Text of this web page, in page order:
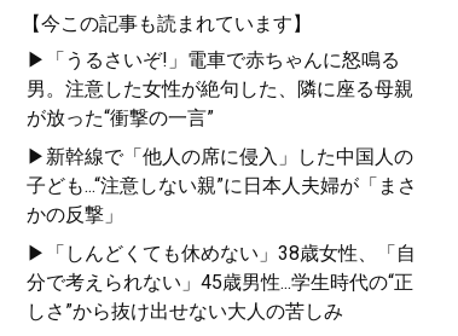
【今この記事も読まれています】
▶「うるさいぞ!」電車で赤ちゃんに怒鳴る
男。注意した女性が絶句した、隣に座る母親
が放った“衝撃の一言”
▶新幹線で「他人の席に侵入」した中国人の
子ども...“注意しない親”に日本人夫婦が「まさ
かの反撃」
▶「しんどくても休めない」38歳女性、「自
分で考えられない」45歳男性...学生時代の“正
しさ”から抜け出せない大人の苦しみ